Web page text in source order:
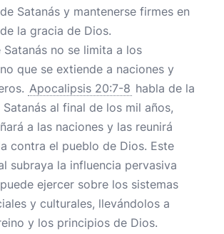
Satanás y mantenerse firmes en
la gracia de Dios.
Satanás no se limita a los
que se extiende a naciones y
Apocalipsis 20:7-8 habla de la
al final de los mil años,
a las naciones y las reunirá
contra el pueblo de Dios. Este
subraya la influencia pervasiva
ejercer sobre los sistemas
y culturales, llevándolos a
y los principios de Dios.